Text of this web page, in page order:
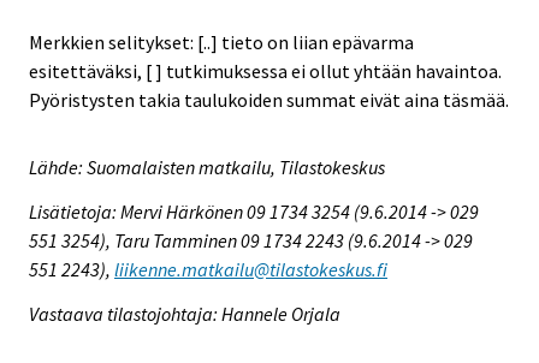
Merkkien selitykset: [..] tieto on liian epävarma
esitettäväksi, [ ] tutkimuksessa ei ollut yhtään havaintoa.
Pyöristysten takia taulukoiden summat eivät aina täsmää.
Lähde: Suomalaisten matkailu, Tilastokeskus
Lisätietoja: Mervi Härkönen 09 1734 3254 (9.6.2014 -> 029
551 3254), Taru Tamminen 09 1734 2243 (9.6.2014 -> 029
551 2243), liikenne.matkailu@tilastokeskus.fi
Vastaava tilastojohtaja: Hannele Orjala